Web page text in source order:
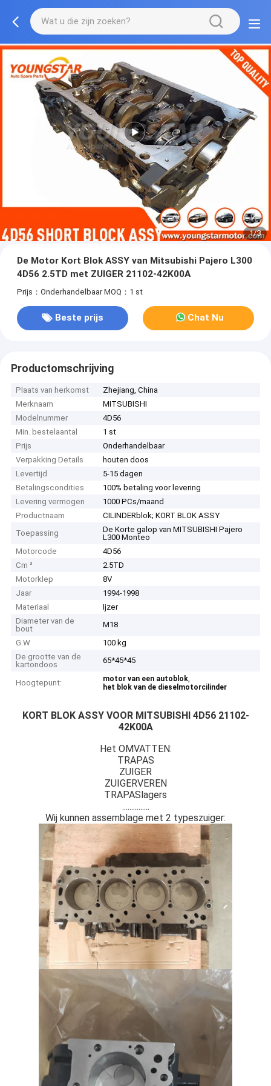
1/3
De Motor Kort Blok ASSY van Mitsubishi Pajero L300
4D56 2.5TD met ZUIGER 21102-42K00A
Prijs：Onderhandelbaar MOQ：1 st
Beste prijs Chat Nu
Productomschrijving
Plaats van herkomst
Zhejiang, China
Merknaam
MITSUBISHI
Modelnummer
4D56
Min. bestelaantal
1 st
Prijs
Onderhandelbaar
Verpakking Details
houten doos
Levertijd
5-15 dagen
Betalingscondities
100% betaling voor levering
Levering vermogen
1000 PCs/maand
Productnaam
CILINDERblok; KORT BLOK ASSY
Toepassing
De Korte galop van MITSUBISHI Pajero
L300 Monteo
Motorcode
4D56
Cm ³
2.5TD
Motorklep
8V
Jaar
1994-1998
Materiaal
Ijzer
Diameter van de
bout
M18
G.W
100 kg
De grootte van de
kartondoos
65*45*45
Hoogtepunt: motor van een autoblok,
het blok van de dieselmotorcilinder
KORT BLOK ASSY VOOR MITSUBISHI 4D56 21102-
42K00A
Het OMVATTEN:
TRAPAS
ZUIGER
ZUIGERVEREN
TRAPASlagers
...............
Wij kunnen assemblage met 2 typeszuiger: